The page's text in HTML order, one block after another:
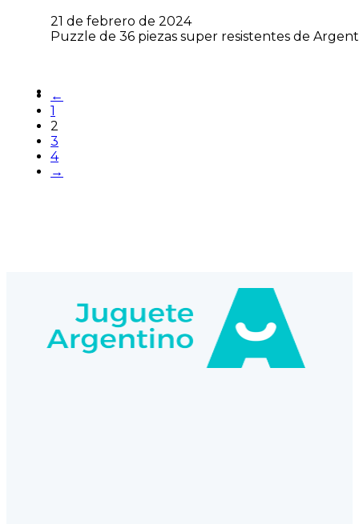
21 de febrero de 2024
Puzzle de 36 piezas super resistentes de
←
1
2
3
4
→